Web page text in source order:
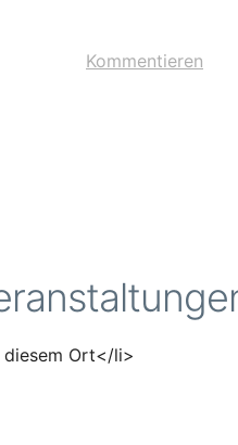
Kommentieren
diesem Ort</li>